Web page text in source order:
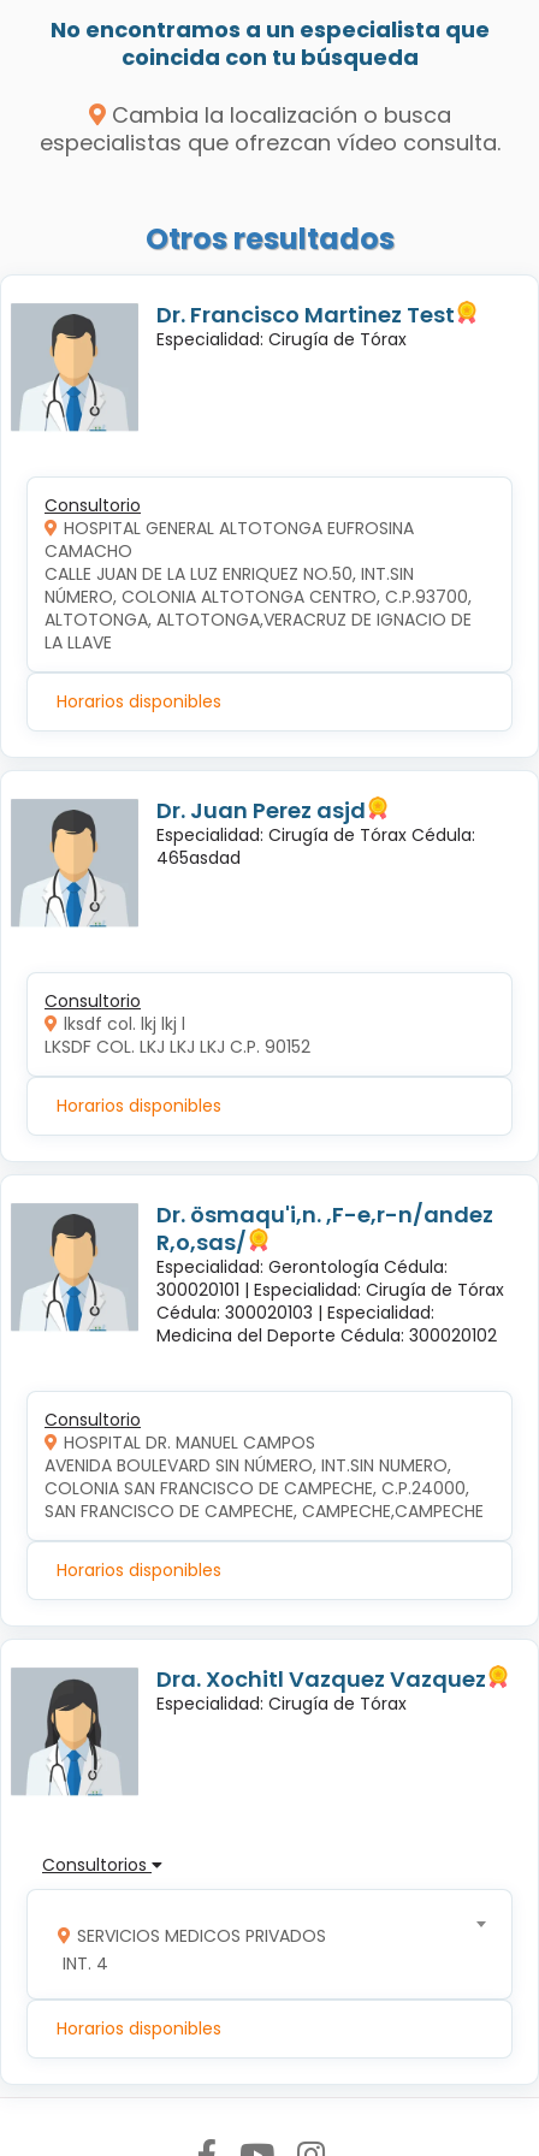
No encontramos a un especialista que
coincida con tu búsqueda
Cambia la localización o busca
especialistas que ofrezcan vídeo consulta.
Otros resultados
Dr. Francisco Martinez Test
Especialidad: Cirugía de Tórax
Consultorio
HOSPITAL GENERAL ALTOTONGA EUFROSINA
CAMACHO
CALLE JUAN DE LA LUZ ENRIQUEZ NO.50, INT.SIN
NÚMERO, COLONIA ALTOTONGA CENTRO, C.P.93700,
ALTOTONGA, ALTOTONGA,VERACRUZ DE IGNACIO DE
LA LLAVE
Horarios disponibles
Dr. Juan Perez asjd
Especialidad: Cirugía de Tórax Cédula:
465asdad
Consultorio
lksdf col. lkj lkj l
LKSDF COL. LKJ LKJ LKJ C.P. 90152
Horarios disponibles
Dr. ösmaqu'i,n. ,F-e,r-n/andez
R,o,sas/
Especialidad: Gerontología Cédula:
300020101 | Especialidad: Cirugía de Tórax
Cédula: 300020103 | Especialidad:
Medicina del Deporte Cédula: 300020102
Consultorio
HOSPITAL DR. MANUEL CAMPOS
AVENIDA BOULEVARD SIN NÚMERO, INT.SIN NUMERO,
COLONIA SAN FRANCISCO DE CAMPECHE, C.P.24000,
SAN FRANCISCO DE CAMPECHE, CAMPECHE,CAMPECHE
Horarios disponibles
Dra. Xochitl Vazquez Vazquez
Especialidad: Cirugía de Tórax
Consultorios
SERVICIOS MEDICOS PRIVADOS
INT. 4
Horarios disponibles